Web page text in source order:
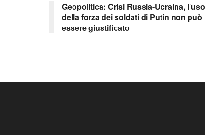
Geopolitica: Crisi Russia-Ucraina, l’uso
della forza dei soldati di Putin non può
essere giustificato